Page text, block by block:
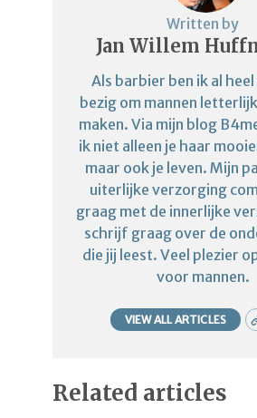
Written by
Jan Willem
Als barbier ben ik al
bezig om mannen
maken. Via mijn blog
ik niet alleen je haar
maar ook je leven. Mijn
uiterlijke verzorging
graag met de innerlijke
schrijf graag over de
die jij leest. Veel plezier
voor mannen.
VIEW ALL ARTICLES
Related articles